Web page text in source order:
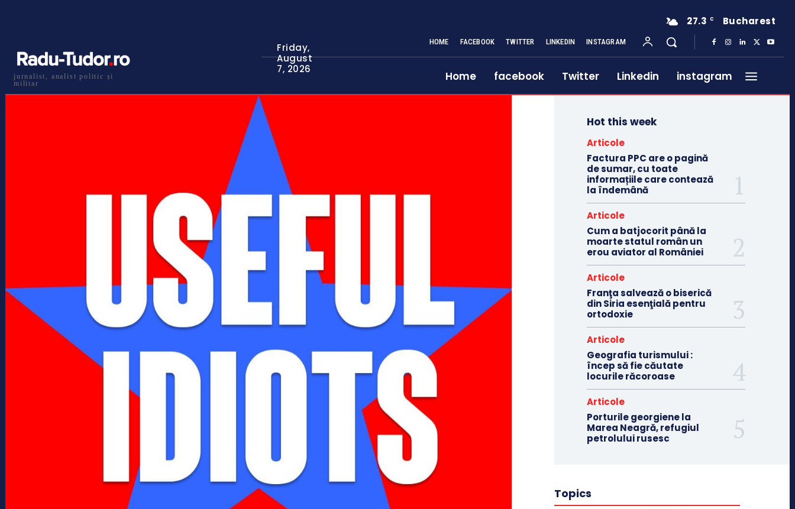
jurnalist, analist politic și
militar
Friday,
August
7, 2026
27.3 C Bucharest
HOME FACEBOOK TWITTER LINKEDIN INSTAGRAM
Home facebook Twitter Linkedin instagram
Hot this week
Articole
Factura PPC are o pagină
de sumar, cu toate
informațiile care contează
la îndemână
Articole
Cum a batjocorit până la
moarte statul român un
erou aviator al României
Articole
Franţa salvează o biserică
din Siria esenţială pentru
ortodoxie
Articole
Geografia turismului :
încep să fie căutate
locurile răcoroase
Articole
Porturile georgiene la
Marea Neagră, refugiul
petrolului rusesc
Topics